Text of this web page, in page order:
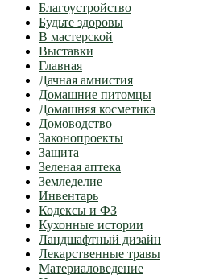
Благоустройство
Будьте здоровы
В мастерской
Выставки
Главная
Дачная амнистия
Домашние питомцы
Домашняя косметика
Домоводство
Законопроекты
Защита
Зеленая аптека
Земледелие
Инвентарь
Кодексы и ФЗ
Кухонные истории
Ландшафтный дизайн
Лекарственные травы
Материаловедение